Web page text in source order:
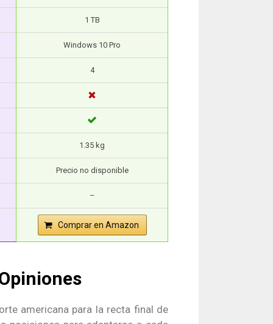
1 TB
Windows 10 Pro
4
1.35 kg
Precio no disponible
–
Comprar en Amazon
americana para la recta final de